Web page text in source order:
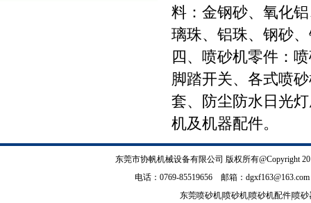
料：金钢砂、氧化
璃珠、铝珠、钢砂
四、喷砂机零件：
脚踏开关、各式喷
套、防尘防水日光
机及机器配件。
东莞市协帆机械设备有限公司 版权所有@Copyright
电话：0769-85519656 邮箱： dgxf163@163.com
东莞喷砂机喷砂机喷砂机配件喷砂